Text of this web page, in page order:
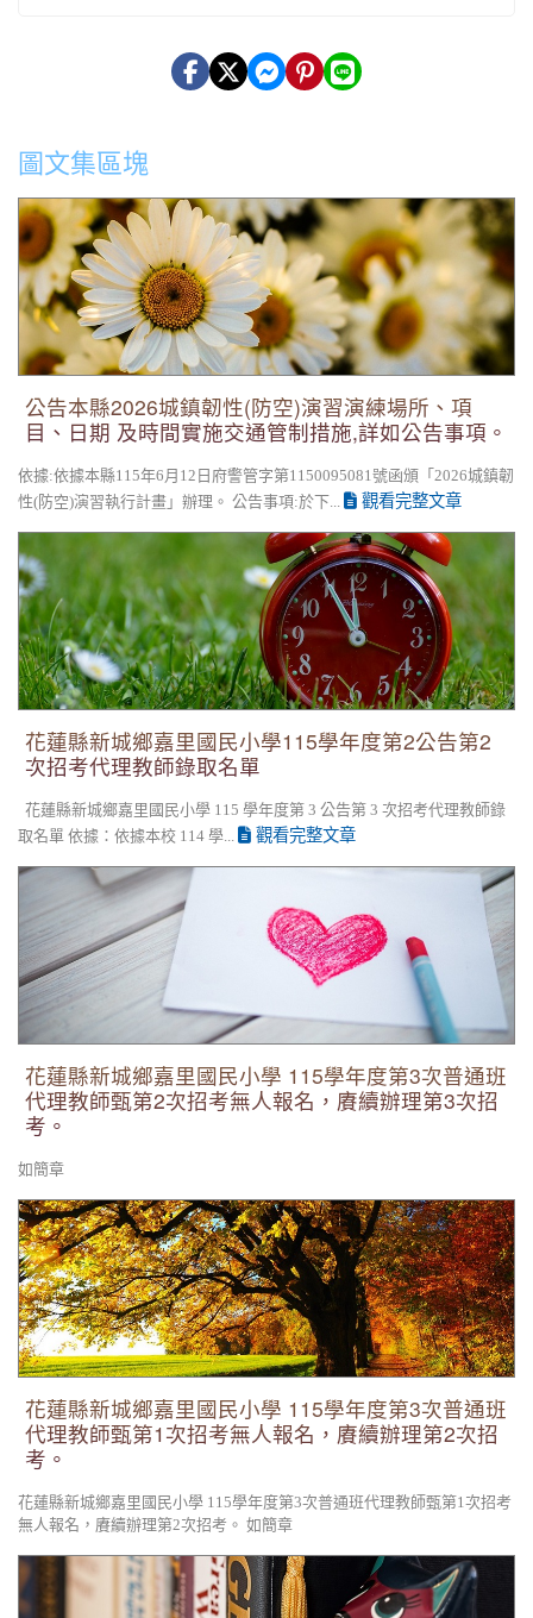
圖文集區塊
公告本縣2026城鎮韌性(防空)演習演練場所、項目、日期 及時
間實施交通管制措施,詳如公告事項。
公告本縣2026城鎮韌性(防空)演習演練場所、項
目、日期 及時間實施交通管制措施,詳如公告事項。
依據:依據本縣115年6月12日府警管字第1150095081號函頒「2026城鎮韌
性(防空)演習執行計畫」辦理。 公告事項:於下...
觀看完整文章
花蓮縣新城鄉嘉里國民小學115學年度第2公告第2次招考代理教
師錄取名單
花蓮縣新城鄉嘉里國民小學115學年度第2公告第2
次招考代理教師錄取名單
花蓮縣新城鄉嘉里國民小學 115 學年度第 3 公告第 3 次招考代理教師錄
取名單 依據：依據本校 114 學...
觀看完整文章
花蓮縣新城鄉嘉里國民小學 115學年度第3次普通班代理教師甄
第2次招考無人報名，賡續辦理第3次招考。
花蓮縣新城鄉嘉里國民小學 115學年度第3次普通班
代理教師甄第2次招考無人報名，賡續辦理第3次招
考。
如簡章
花蓮縣新城鄉嘉里國民小學 115學年度第3次普通班代理教師甄
第1次招考無人報名，賡續辦理第2次招考。
花蓮縣新城鄉嘉里國民小學 115學年度第3次普通班
代理教師甄第1次招考無人報名，賡續辦理第2次招
考。
花蓮縣新城鄉嘉里國民小學 115學年度第3次普通班代理教師甄第1次招考
無人報名，賡續辦理第2次招考。 如簡章
花蓮縣新城鄉嘉里國民小學 115學年度第3次普通班代理教師甄
選簡章 （1次公告分6次招考）